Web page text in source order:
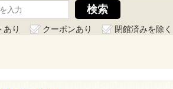
あり クーポンあり
閉館済みを除く